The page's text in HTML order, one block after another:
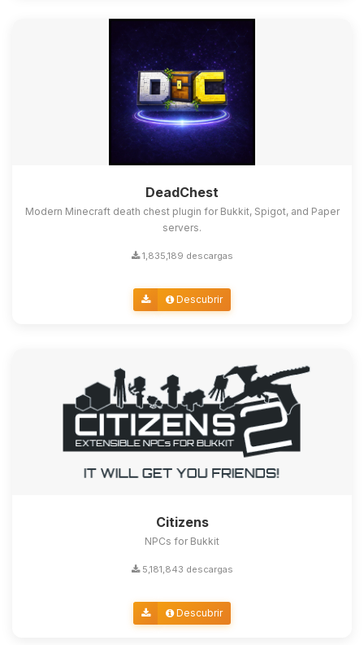
DeadChest
Modern Minecraft death chest plugin for Bukkit, Spigot, and Paper
servers.
1,835,189 descargas
Descubrir
Citizens
NPCs for Bukkit
5,181,843 descargas
Descubrir